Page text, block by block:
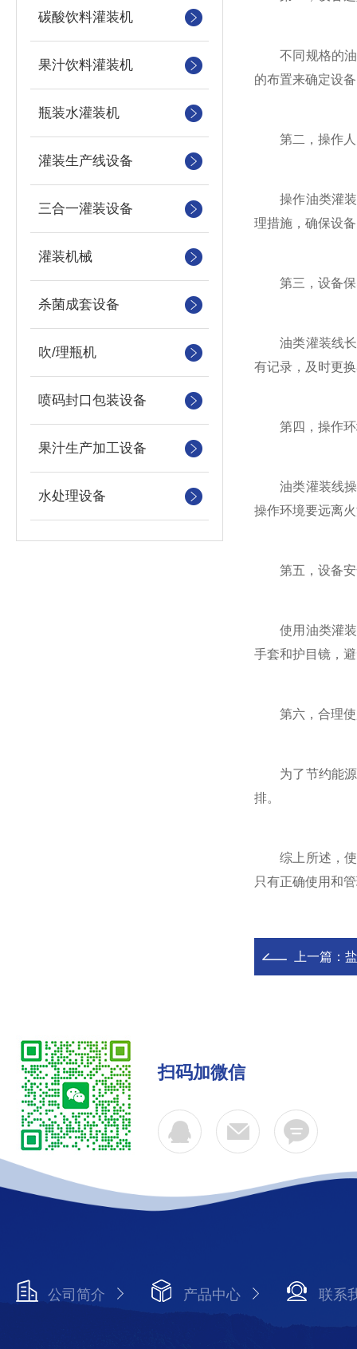
碳酸饮料灌装机
果汁饮料灌装机
瓶装水灌装机
灌装生产线设备
三合一灌装设备
灌装机械
杀菌成套设备
吹/理瓶机
喷码封口包装设备
果汁生产加工设备
水处理设备
不同规格的油
的布置来确定设
第二，操作人
操作油类灌装
理措施，确保设
第三，设备保
油类灌装线长
有记录，及时更
第四，操作环
油类灌装线操
操作环境要远离
第五，设备安
使用油类灌装
手套和护目镜，
第六，合理使
为了节约能源
排。
综上所述，使
只有正确使用和
上一篇：
扫码加微信
公司简介 产品中心 联系